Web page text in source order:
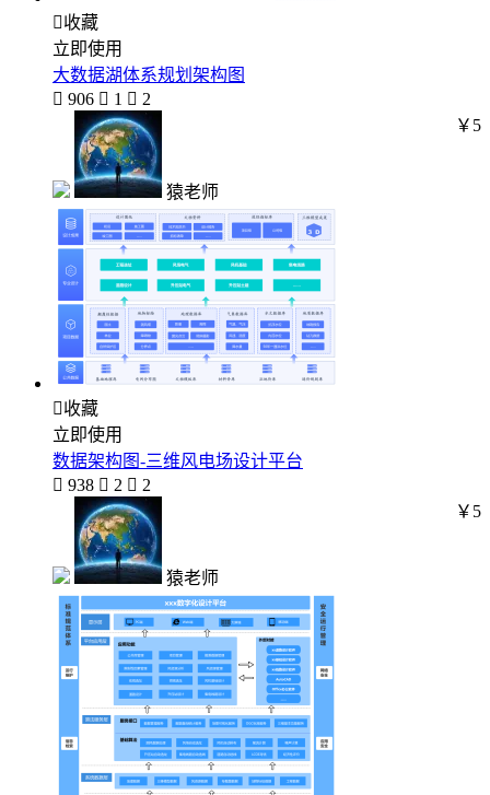
收藏
立即使用
大数据湖体系规划架构图
 906  1  2
猿老师
￥5
收藏
立即使用
数据架构图-三维风电场设计平台
 938  2  2
猿老师
￥5